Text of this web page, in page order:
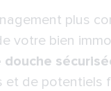
plus
votre bien
de potentiels